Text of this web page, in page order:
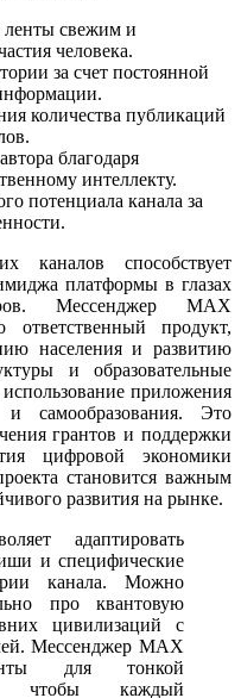
ленты свежим и
человека.
за счет постоянной
количества публикаций
благодаря
интеллекту.
потенциала канала за
каналов способствует
платформы в глазах
Мессенджер MAX
ответственный продукт,
населения и развитию
и образовательные
приложения
самообразования. Это
грантов и поддержки
цифровой экономики
становится важным
развития на рынке.
адаптировать
и специфические
канала. Можно
про квантовую
цивилизаций с
Мессенджер MAX
для тонкой
чтобы каждый